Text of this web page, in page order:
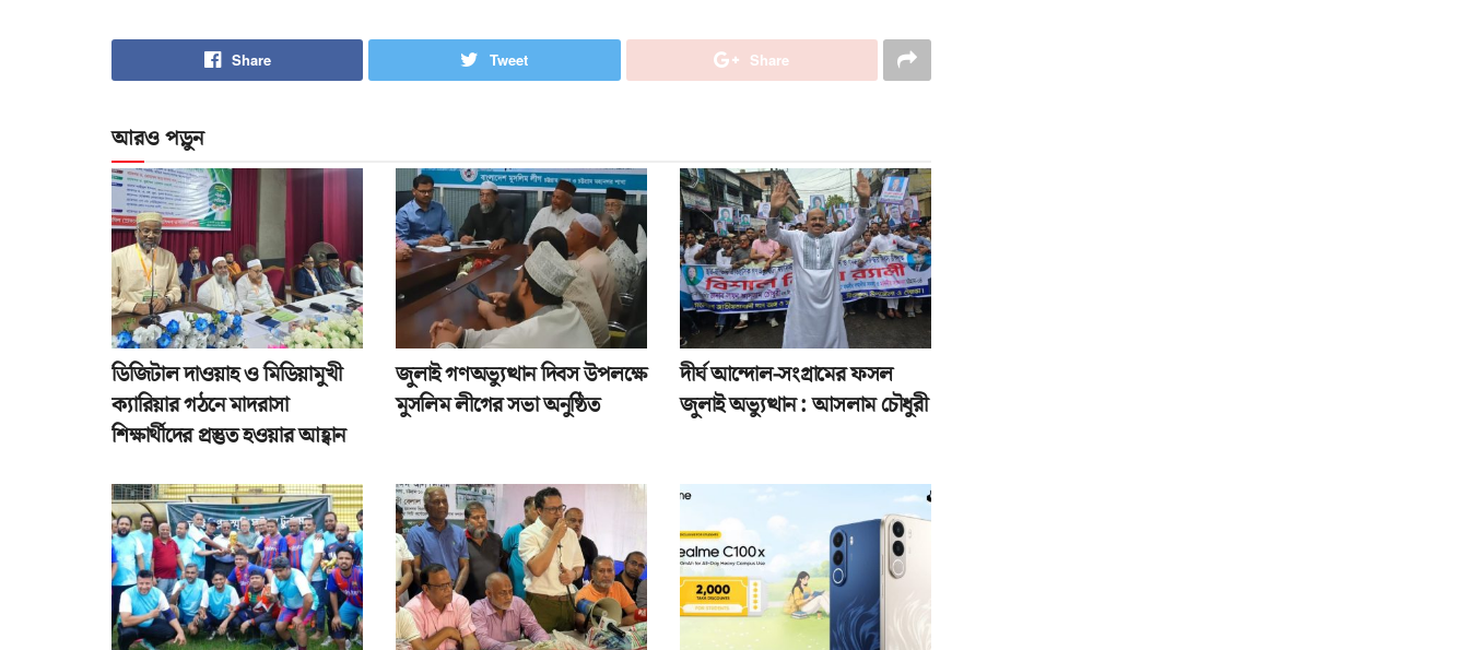
Share Tweet Share
আরও পড়ুন
ডিজিটাল দাওয়াহ ও মিডিয়ামুখী
ক্যারিয়ার গঠনে মাদরাসা
শিক্ষার্থীদের প্রস্তুত হওয়ার আহ্বান
জুলাই গণঅভ্যুত্থান দিবস উপলক্ষে
মুসলিম লীগের সভা অনুষ্ঠিত
দীর্ঘ আন্দোল-সংগ্রামের ফসল
জুলাই অভ্যুত্থান : আসলাম চৌধুরী